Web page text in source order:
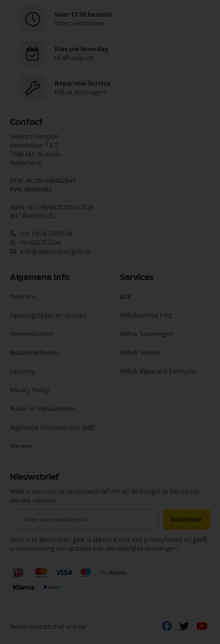
Voor 17:00 besteld
direct verzonden
Kies uw leverdag
of afhaalpunt
Reparatie Service
Nilfisk stofzuigers
Contact
Selectra Hengelo
Verzetslaan 13-7
7548 EM, Boekelo
Nederland
BTW: NL001406482B41
KVK: 60566981
IBAN: NL21RABO0145617629
BIC: RABONL2U
+31 (0)74-2500199
+31630757204
info@selectrahengelo.nl
Algemene Info
Over ons
Openingstijden en contact
Verzendkosten
Betaalmethoden
Levering
Privacy Policy
Ruilen en Retourneren
Algemene Voorwaarden (pdf)
Merken
Services
B2B
Nilfiskservice FAQ
Nilfisk Tekeningen
Nilfisk Service
Nilfisk Reparatie Formulier
Nieuwsbrief
Meld u aan voor onze nieuwsbrief om op de hoogte te blijven van
nieuwe releases.
onze
nieuwsbrief
Inschrijven
Door u te abonneren gaat u akkoord met ons privacybeleid en geeft
u toestemming om updates van ons bedrijf te ontvangen.
Neem contact met ons op